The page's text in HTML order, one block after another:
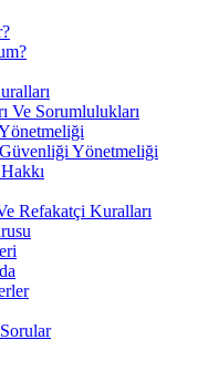
Ve Sorumlulukları
Güvenliği Yönetmeliği
Refakatçi Kuralları